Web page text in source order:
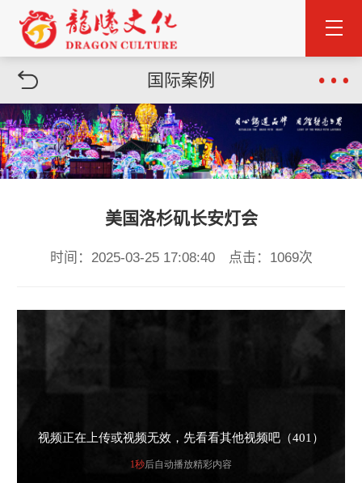
国际案例
美国洛杉矶长安灯会
时间：2025-03-25 17:08:40 点击：1069次